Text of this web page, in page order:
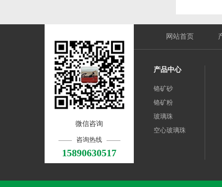
微信咨询
咨询热线
15890630517
网站首页
产品中心
铬矿砂
铬矿粉
玻璃珠
空心玻璃珠